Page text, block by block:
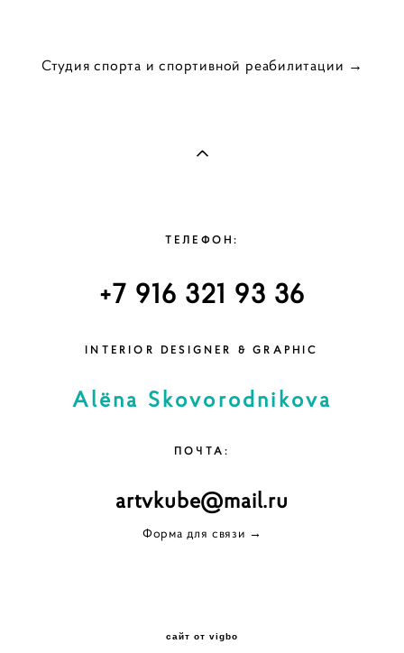
Студия cпорта и cпортивной реабилитации →
ТЕЛЕФОН:
+7 916 321 93 36
INTERIOR DESIGNER & GRAPHIC
Alёna Skovorodnikova
ПОЧТА:
artvkube@mail.ru
Форма для связи →
сайт от vigbo